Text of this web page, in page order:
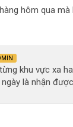
hôm qua
khu vực xa
là nhận